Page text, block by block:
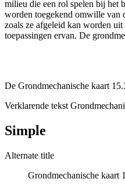
milieu die een rol spelen bij het
worden toegekend omwille van
zoals ze afgeleid kan worden
toepassingen ervan. De
De Grondmechanische kaart
Verklarende tekst
Simple
Alternate title
Grondmechanische kaart